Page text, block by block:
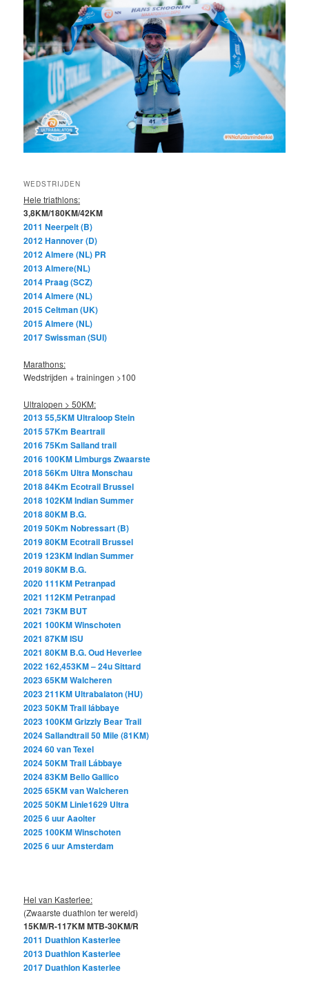
WEDSTRIJDEN
Hele triathlons:
3,8KM/180KM/42KM
2011 Neerpelt (B)
2012 Hannover (D)
2012 Almere (NL) PR
2013 Almere(NL)
2014 Praag (SCZ)
2014 Almere (NL)
2015 Celtman (UK)
2015 Almere (NL)
2017 Swissman (SUI)
Marathons:
Wedstrijden + trainingen >100
Ultralopen > 50KM:
2013 55,5KM Ultraloop Stein
2015 57Km Beartrail
2016 75Km Salland trail
2016 100KM Limburgs Zwaarste
2018 56Km Ultra Monschau
2018 84Km Ecotrail Brussel
2018 102KM Indian Summer
2018 80KM B.G.
2019 50Km Nobressart (B)
2019 80KM Ecotrail Brussel
2019 123KM Indian Summer
2019 80KM B.G.
2020 111KM Petranpad
2021 112KM Petranpad
2021 73KM BUT
2021 100KM Winschoten
2021 87KM ISU
2021 80KM B.G. Oud Heverlee
2022 162,453KM – 24u Sittard
2023 65KM Walcheren
2023211KM Ultrabalaton (HU)
2023 50KM Trail lábbaye
2023 100KM Grizzly BearTrail
2024 Sallandtrail 50 Mile (81KM)
2024 60 van Texel
2024 50KM Trail Lábbaye
2024 83KM Bello Gallico
2025 65KM van Walcheren
2025 50KM Linie1629 Ultra
2025 6 uur Aaolter
2025 100KM Winschoten
2025 6 uur Amsterdam
Hel van Kasterlee:
(Zwaarste duathlon ter wereld)
15KM/R-117KM MTB-30KM/R
2011 Duathlon Kasterlee
2013 Duathlon Kasterlee
2017 Duathlon Kasterlee